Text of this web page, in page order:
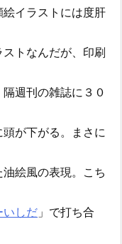
イラストには度肝
トなんだが、印刷
週刊の雑誌に３０
が下がる。まさに
絵風の表現。こち
いしだ 」で打ち合